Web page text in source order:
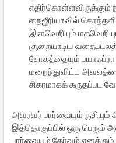
எதிர்கொள்ளவிருக்கும்
நைஜீரியாவில்
இனவெறியும்
சூறையாடிய
சோகத்தையும்
மறைந்துவிட்ட
சிகரமாகக் கருதப்பட
அவரவர் பார்வையும்
இத்தொகுப்பில் ஒரு பெரும்
பார்வையும் தேர்வும்